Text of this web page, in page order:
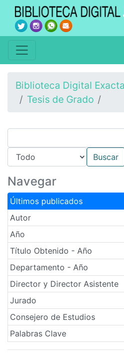
Biblioteca Digital
Tesis de Grado
Navegar
Últimos publicados
Autor
Año
Título Obtenido - Año
Departamento - Año
Director y Director Asistente
Jurado
Consejero de Estudios
Palabras Clave